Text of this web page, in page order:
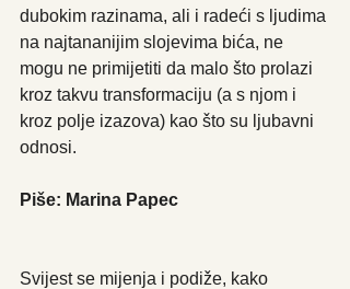
dubokim razinama, ali i radeći s ljudima
na najtananijim slojevima bića, ne
mogu ne primijetiti da malo što prolazi
kroz takvu transformaciju (a s njom i
kroz polje izazova) kao što su ljubavni
odnosi.
Piše: Marina Papec
Svijest se mijenja i podiže, kako